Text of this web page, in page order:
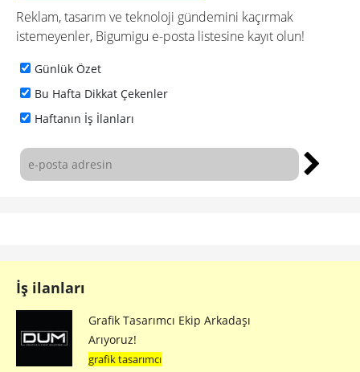
Reklam, tasarım ve teknoloji gündemini kaçırmak
istemeyenler, Bigumigu e-posta listesine kayıt olun!
Günlük Özet
Bu Hafta Dikkat Çekenler
Haftanın İş İlanları
İş ilanları
Grafik Tasarımcı Ekip Arkadaşı
Arıyoruz!
grafik tasarımcı